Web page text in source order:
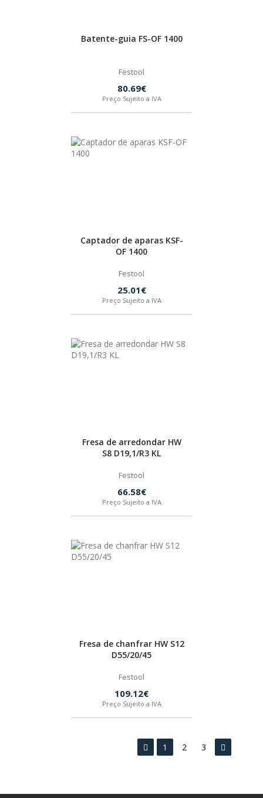
Batente-guia FS-OF 1400
Festool
80.69€
Preço Sujeito a IVA
Captador de aparas KSF-
OF 1400
Festool
25.01€
Preço Sujeito a IVA
Fresa de arredondar HW
S8 D19,1/R3 KL
Festool
66.58€
Preço Sujeito a IVA
Fresa de chanfrar HW S12
D55/20/45
Festool
109.12€
Preço Sujeito a IVA
1 2 3